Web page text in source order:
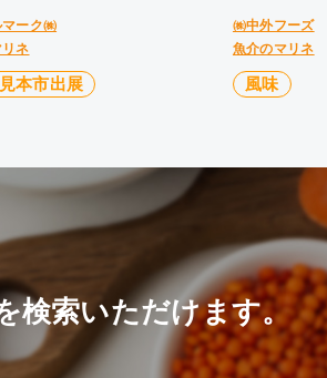
ーク㈱
ネ
本市出展
㈱中外フーズ
魚介のマリネ
風味
検索いただけます。